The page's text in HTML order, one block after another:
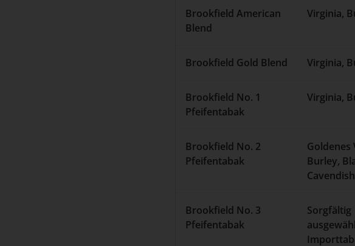
Brookfield American
Blend
Virginia,
Brookfield Gold Blend Virginia,
Brookfield No. 1
Pfeifentabak
Virginia,
Brookfield No. 2
Pfeifentabak
Goldenes
Burley,
Cavendish
Brookfield No. 3
Pfeifentabak
Sorgfältig